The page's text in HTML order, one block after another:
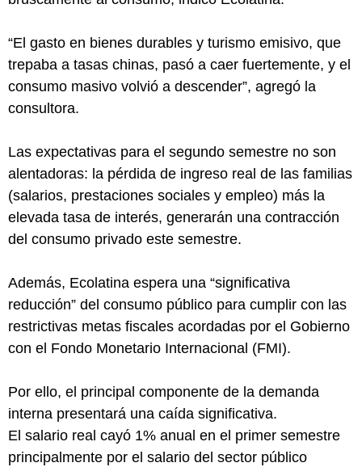
“El gasto en bienes durables y turismo emisivo, que
trepaba a tasas chinas, pasó a caer fuertemente, y el
consumo masivo volvió a descender”, agregó la
consultora.
Las expectativas para el segundo semestre no son
alentadoras: la pérdida de ingreso real de las familias
(salarios, prestaciones sociales y empleo) más la
elevada tasa de interés, generarán una contracción
del consumo privado este semestre.
Además, Ecolatina espera una “significativa
reducción” del consumo público para cumplir con las
restrictivas metas fiscales acordadas por el Gobierno
con el Fondo Monetario Internacional (FMI).
Por ello, el principal componente de la demanda
interna presentará una caída significativa.
El salario real cayó 1% anual en el primer semestre
principalmente por el salario del sector público